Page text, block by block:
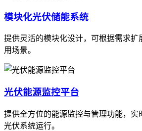
模块化光伏储能系统
提供灵活的模块化设计，可根据需求扩
用场景。
光伏能源监控平台
提供全方位的能源监控与管理功能，实
光伏系统运行。